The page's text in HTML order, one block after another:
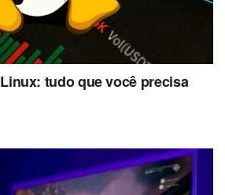
tudo que você precisa